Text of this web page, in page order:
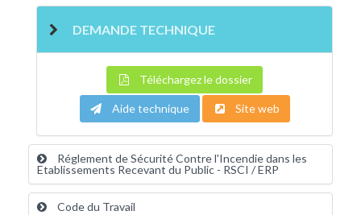
DEMANDE TECHNIQUE
Téléchargez le dossier
Aide technique Site web
Réglement de Sécurité Contre l'Incendie dans les
Etablissements Recevant du Public - RSCI / ERP
Code du Travail